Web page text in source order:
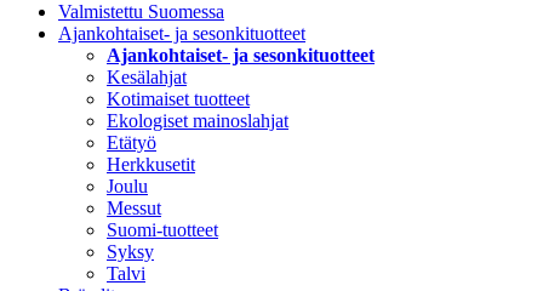
Valmistettu Suomessa
Ajankohtaiset- ja sesonkituotteet
Ajankohtaiset- ja sesonkituotteet
Kesälahjat
Kotimaiset tuotteet
Ekologiset mainoslahjat
Etätyö
Herkkusetit
Joulu
Messut
Suomi-tuotteet
Syksy
Talvi